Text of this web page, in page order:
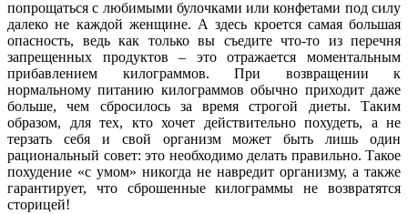
попрощаться с любимыми булочками или конфетами под силу
далеко не каждой женщине. А здесь кроется самая большая
опасность, ведь как только вы съедите что-то из перечня
запрещенных продуктов – это отражается моментальным
прибавлением килограммов. При возвращении к
нормальному питанию килограммов обычно приходит даже
больше, чем сбросилось за время строгой диеты. Таким
образом, для тех, кто хочет действительно похудеть, а не
терзать себя и свой организм может быть лишь один
рациональный совет: это необходимо делать правильно. Такое
похудение «с умом» никогда не навредит организму, а также
гарантирует, что сброшенные килограммы не возвратятся
сторицей!